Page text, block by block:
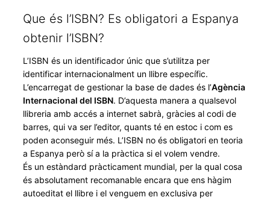
Que és l’ISBN? Es obligatori a Espanya
obtenir l’ISBN?
L’ISBN és un identificador únic que s’utilitza per
identificar internacionalment un llibre específic.
L’encarregat de gestionar la base de dades és l’Agència
Internacional del ISBN. D’aquesta manera a qualsevol
llibreria amb accés a internet sabrà, gràcies al codi de
barres, qui va ser l’editor, quants té en estoc i com es
poden aconseguir més. L’ISBN no és obligatori en teoria
a Espanya però sí a la pràctica si el volem vendre.
És un estàndard pràcticament mundial, per la qual cosa
és absolutament recomanable encara que ens hàgim
autoeditat el llibre i el venguem en exclusiva per